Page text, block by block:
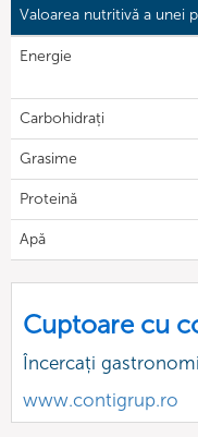
Valoarea nutritivă a unei
Energie
Carbohidrați
Grasime
Proteină
Apă
Cuptoare cu
Încercați
www.contigrup.ro